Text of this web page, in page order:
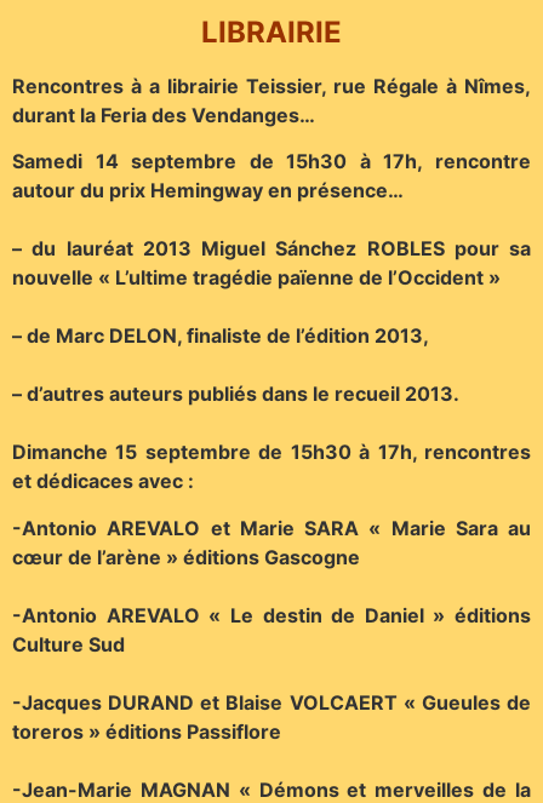
LIBRAIRIE
Rencontres à a librairie Teissier, rue Régale à Nîmes,
durant la Feria des Vendanges…
Samedi 14 septembre de 15h30 à 17h, rencontre
autour du prix Hemingway en présence…
– du lauréat 2013 Miguel Sánchez ROBLES pour sa
nouvelle « L’ultime tragédie païenne de l’Occident »
– de Marc DELON, finaliste de l’édition 2013,
– d’autres auteurs publiés dans le recueil 2013.
Dimanche 15 septembre de 15h30 à 17h, rencontres
et dédicaces avec :
-Antonio AREVALO et Marie SARA « Marie Sara au
cœur de l’arène » éditions Gascogne
-Antonio AREVALO « Le destin de Daniel » éditions
Culture Sud
-Jacques DURAND et Blaise VOLCAERT « Gueules de
toreros » éditions Passiflore
-Jean-Marie MAGNAN « Démons et merveilles de la